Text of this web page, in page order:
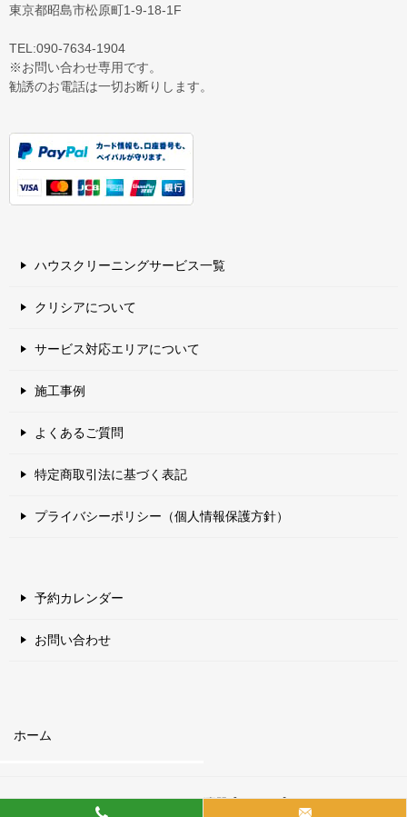
東京都昭島市松原町1-9‐18‐1F
TEL:090-7634-1904
※お問い合わせ専用です。
勧誘のお電話は一切お断りします。
ハウスクリーニングサービス一覧
クリシアについて
サービス対応エリアについて
施工事例
よくあるご質問
特定商取引法に基づく表記
プライバシーポリシー（個人情報保護方針）
予約カレンダー
お問い合わせ
ホーム
© 2017 エアコン・ハウスクリーニング専門【クリシア】